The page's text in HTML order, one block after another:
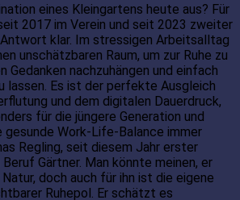
eines Kleingartens heute aus? Für
2017 im Verein und seit 2023 zweiter
klar. Im stressigen Arbeitsalltag
unschätzbaren Raum, um zur Ruhe zu
Gedanken nachzuhängen und einfach
lassen. Es ist der perfekte Ausgleich
und dem digitalen Dauerdruck,
für die jüngere Generation und
gesunde Work-Life-Balance immer
Regling, seit diesem Jahr erster
Gärtner. Man könnte meinen, er
doch auch für ihn ist die eigene
Ruhepol. Er schätzt es